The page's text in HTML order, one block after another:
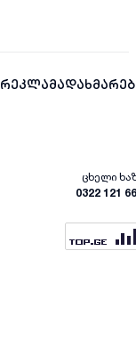
რეკლამა
ცხელი
0322 121